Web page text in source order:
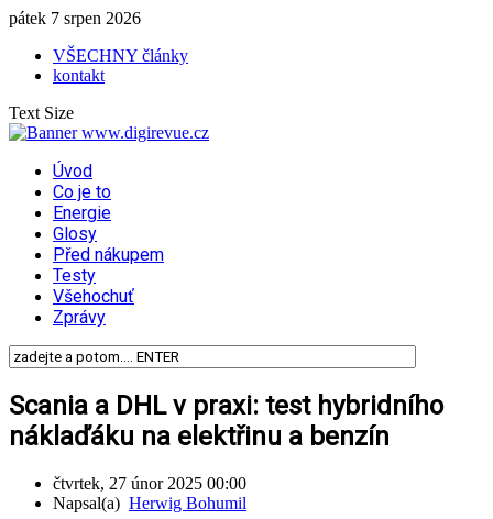
pátek 7 srpen 2026
VŠECHNY články
kontakt
Text Size
Úvod
Co je to
Energie
Glosy
Před nákupem
Testy
Všehochuť
Zprávy
Scania a DHL v praxi: test hybridního
náklaďáku na elektřinu a benzín
čtvrtek, 27 únor 2025 00:00
Napsal(a) Herwig Bohumil